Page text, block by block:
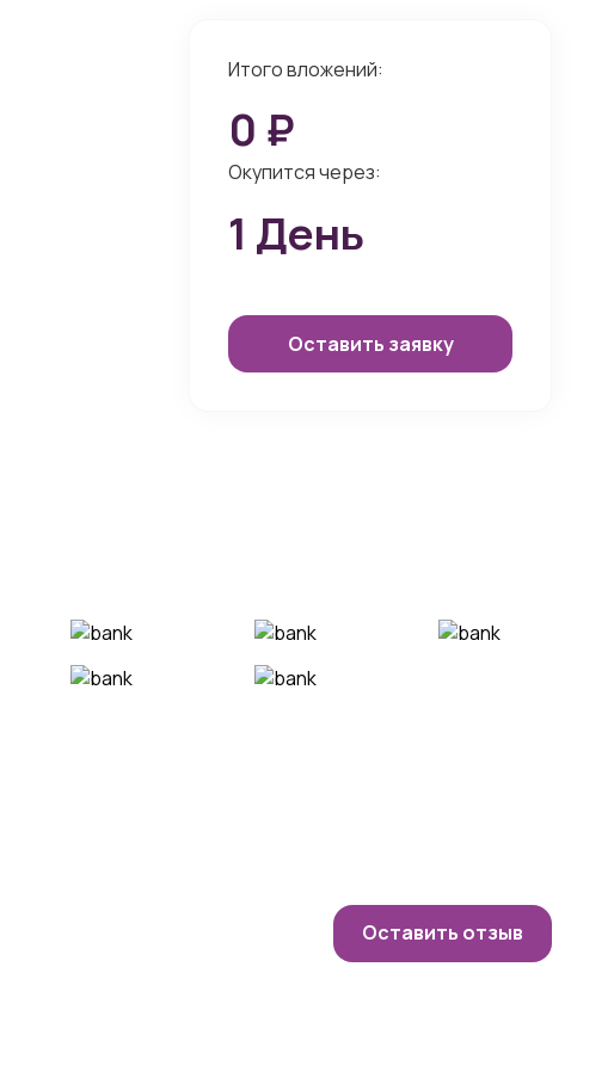
Итого вложений:
0 ₽
Окупится через:
1 День
Оставить заявку
Оставить отзыв